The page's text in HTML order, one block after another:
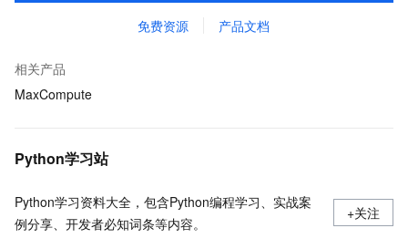
免费资源 产品文档
相关产品
MaxCompute
Python学习站
Python学习资料大全，包含Python编程学习、实战案
例分享、开发者必知词条等内容。
+关注